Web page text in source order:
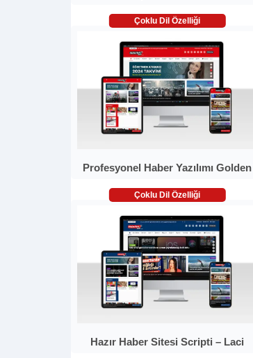
Çoklu Dil Özelliği
Profesyonel Haber Yazılımı Golden
Çoklu Dil Özelliği
Hazır Haber Sitesi Scripti – Laci